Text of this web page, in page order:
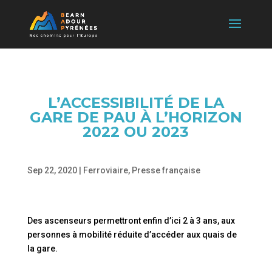
L’ACCESSIBILITÉ DE LA
GARE DE PAU À L’HORIZON
2022 OU 2023
Sep 22, 2020| Ferroviaire, Presse française
Des ascenseurs permettront enfin d’ici 2 à 3 ans, aux
personnes à mobilité réduite d’accéder aux quais de
la gare.